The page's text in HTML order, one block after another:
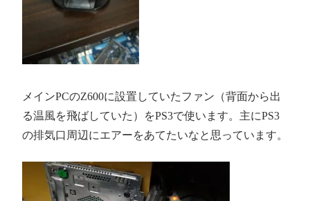
メインPCのZ600に設置していたファン（背面から出
る温風を飛ばしていた）をPS3で使います。主にPS3
の排気口周辺にエアーをあてたいなと思っています。